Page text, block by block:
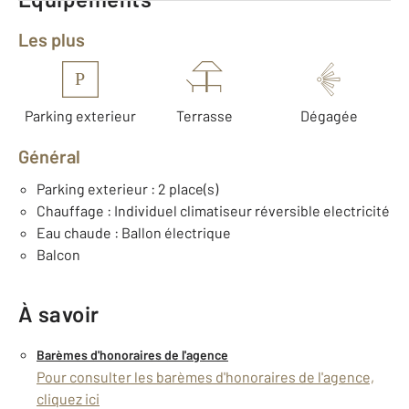
Les plus
P
Parking exterieur Terrasse Dégagée
Général
Parking exterieur : 2 place(s)
Chauffage : Individuel climatiseur réversible electricité
Eau chaude : Ballon électrique
Balcon
À savoir
Barèmes d'honoraires de l'agence
Pour consulter les barèmes d'honoraires de l'agence,
cliquez ici